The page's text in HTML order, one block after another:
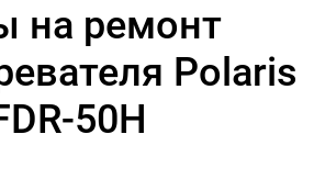
на ремонт
Polaris
50H